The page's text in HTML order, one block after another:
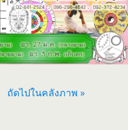
ถัดไปในคลังภาพ »